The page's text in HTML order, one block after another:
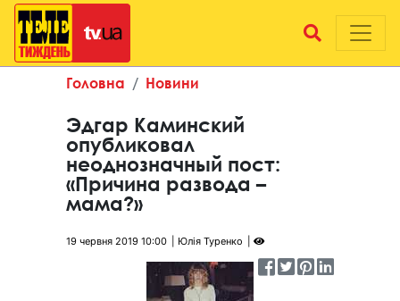
Головна Новини
Эдгар Каминский
опубликовал
неоднозначный пост:
«Причина развода –
мама?»
19 червня 2019 10:00 Юлія Туренко